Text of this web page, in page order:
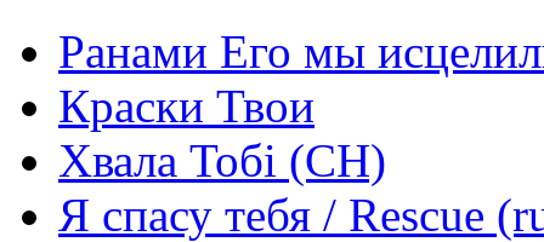
Ранами Его мы
Краски Твои
Хвала Тобі (СН)
Я спасу тебя / Rescue